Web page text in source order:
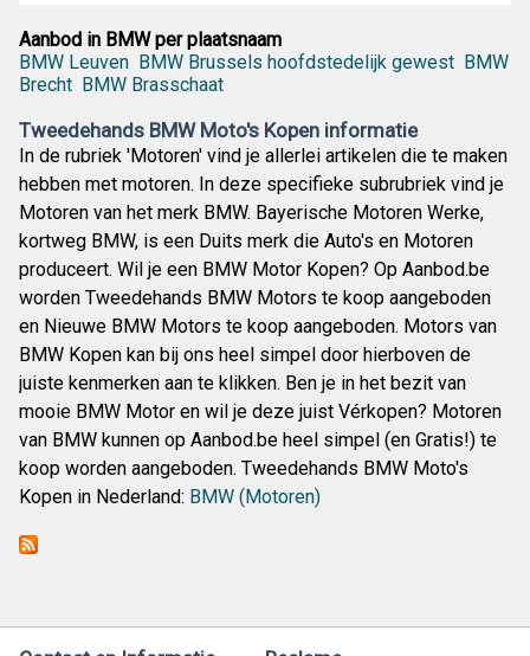
Aanbod in BMW per plaatsnaam
BMW Leuven BMW Brussels hoofdstedelijk gewest BMW
Brecht BMW Brasschaat
Tweedehands BMW Moto's Kopen informatie
In de rubriek 'Motoren' vind je allerlei artikelen die te maken
hebben met motoren. In deze specifieke subrubriek vind je
Motoren van het merk BMW. Bayerische Motoren Werke,
kortweg BMW, is een Duits merk die Auto's en Motoren
produceert. Wil je een BMW Motor Kopen? Op Aanbod.be
worden Tweedehands BMW Motors te koop aangeboden
en Nieuwe BMW Motors te koop aangeboden. Motors van
BMW Kopen kan bij ons heel simpel door hierboven de
juiste kenmerken aan te klikken. Ben je in het bezit van
mooie BMW Motor en wil je deze juist Vérkopen? Motoren
van BMW kunnen op Aanbod.be heel simpel (en Gratis!) te
koop worden aangeboden. Tweedehands BMW Moto's
Kopen in Nederland: BMW (Motoren)